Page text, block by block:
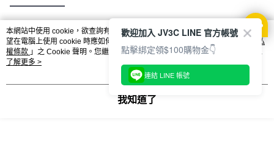
熱門標籤
本網站中使用 cookie，欲查詢有關本網站使用 cookie 方式之詳情，及若您不希
望在電腦上使用 cookie 時應如何變更電腦的 cookie 設定，請參閱本網站「
隱私
權條款 」之 Cookie 聲明。您繼續使用本網站即表示您同意本公司得按本網站使
用條款之 Cookie 聲明使用 cookie。
了解更多 >
我知道了
歡迎加入 JV3C LINE 官方帳號
點擊綁定領$100購物金👇
連結 LINE 帳號